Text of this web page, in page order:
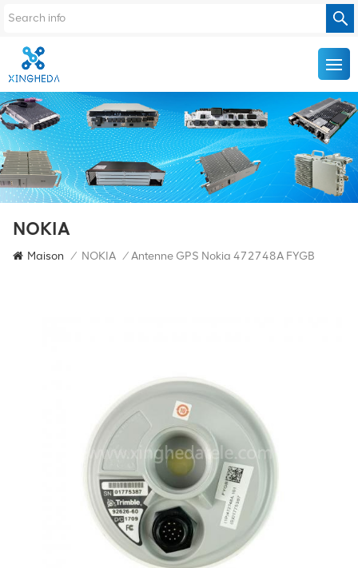
NOKIA
Maison / NOKIA / Antenne GPS Nokia 472748A FYGB